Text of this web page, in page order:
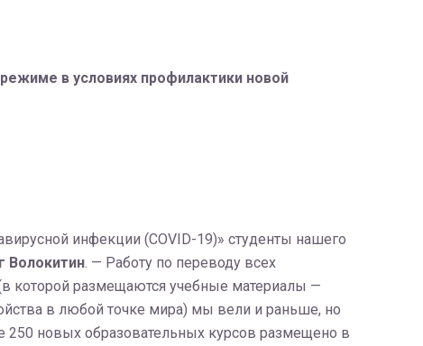
в условиях профилактики новой
инфекции (COVID-19)» студенты нашего
Волокитин. — Работу по переводу всех
которой размещаются учебные материалы —
в любой точке мира) мы вели и раньше, но
новых образовательных курсов размещено в